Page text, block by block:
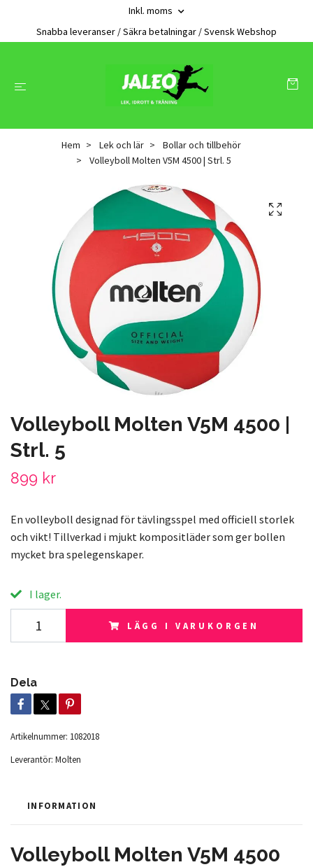
Inkl. moms
Snabba leveranser / Säkra betalningar / Svensk Webshop
Hem Lek och lär
Bollar och tillbehör
Volleyboll Molten V5M 4500 | Strl. 5
Volleyboll Molten V5M 4500 |
Strl. 5
899 kr
En volleyboll designad för tävlingsspel med officiell storlek
och vikt! Tillverkad i mjukt kompositläder som ger bollen
mycket bra spelegenskaper.
I lager.
LÄGG I VARUKORGEN
Dela
Artikelnummer: 1082018
Leverantör: Molten
INFORMATION
Volleyboll Molten V5M 4500